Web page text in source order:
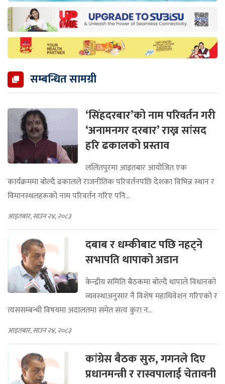
सम्बन्धित सामग्री
‘सिंहदरबार’को नाम परिवर्तन गरी
‘अनामनगर दरबार’ राख्न सांसद
हरि ढकालको प्रस्ताव
ललितपुरमा आइतबार आयोजित एक
कार्यक्रममा बोल्दै ढकालले राजनीतिक परिवर्तनपछि देशका विभिन्न स्थान र
विमानस्थलहरूको नाम परिवर्तन गरिए पनि...
आइतबार, साउन २४, २०८३
दबाब र धम्कीबाट पछि नहट्ने
सभापति थापाको अडान
केन्द्रीय समिति बैठकमा बोल्दै थापाले विधानको
व्यवस्थाअनुसार नै विशेष महाधिवेशन गरिएको र
त्यससम्बन्धी विषयमा अदालतमा समेत सत्य कुरा न...
आइतबार, साउन २४, २०८३
कांग्रेस बैठक सुरु, गगनले दिए
प्रधानमन्त्री र रास्वपालाई चेतावनी